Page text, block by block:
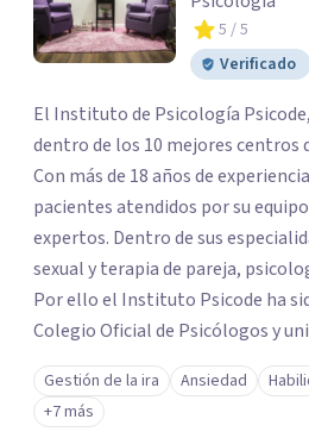
5 / 5
Verificado
El Instituto de Psicología Psicode, ha sido galardonado
dentro de los 10 mejores centros
Con más de 18 años de
pacientes atendidos por su
expertos. Dentro de sus
sexual y terapia de pareja,
Por ello el Instituto Psicode ha
Colegio Oficial de Psicólogos y
UNIR, Europea y la U. Nebrija
formación de psicólogos de
colegiados. Están en continuo
Gestión de la ira Ansiedad
+7 más